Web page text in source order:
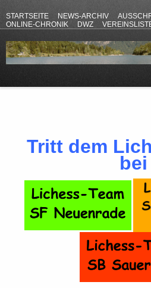
STARTSEITE NEWS-ARCHIV
ONLINE-CHRONIK
DWZ
Tritt dem
bei